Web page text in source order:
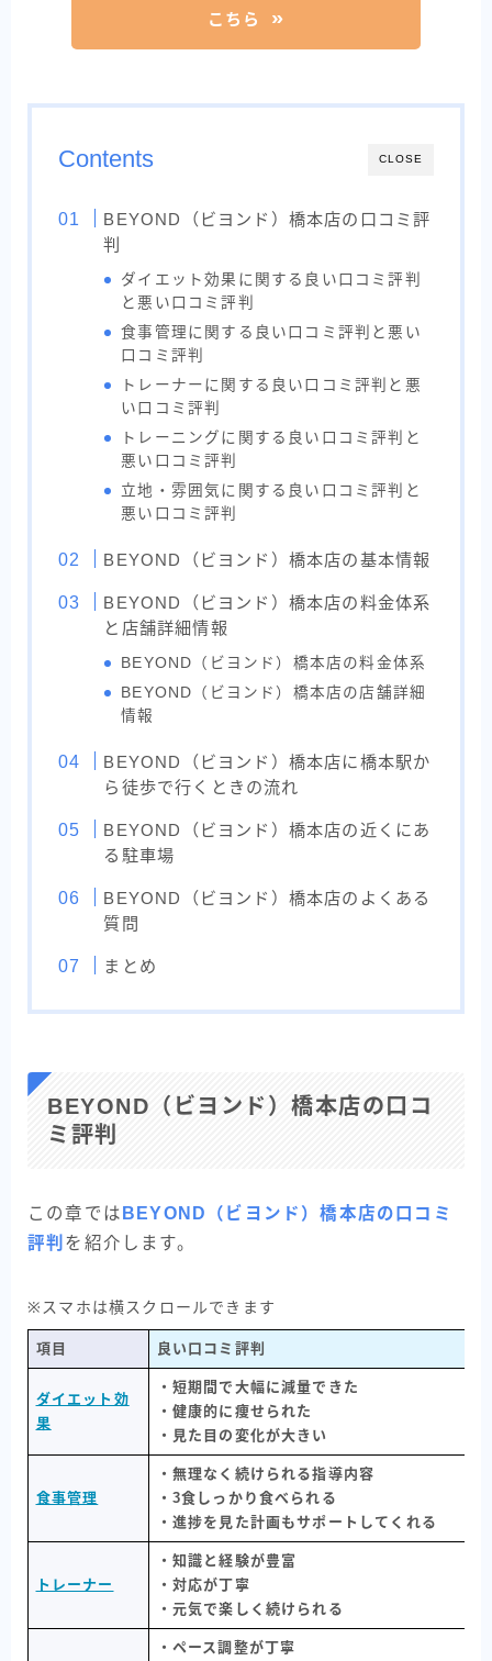
こちら
CLOSE
Contents
BEYOND（ビヨンド）橋本店の口コミ評
判
ダイエット効果に関する良い口コミ評判
と悪い口コミ評判
食事管理に関する良い口コミ評判と悪い
口コミ評判
トレーナーに関する良い口コミ評判と悪
い口コミ評判
トレーニングに関する良い口コミ評判と
悪い口コミ評判
立地・雰囲気に関する良い口コミ評判と
悪い口コミ評判
BEYOND（ビヨンド）橋本店の基本情報
BEYOND（ビヨンド）橋本店の料金体系
と店舗詳細情報
BEYOND（ビヨンド）橋本店の料金体系
BEYOND（ビヨンド）橋本店の店舗詳細
情報
BEYOND（ビヨンド）橋本店に橋本駅か
ら徒歩で行くときの流れ
BEYOND（ビヨンド）橋本店の近くにあ
る駐車場
BEYOND（ビヨンド）橋本店のよくある
質問
まとめ
BEYOND（ビヨンド）橋本店の口コ
ミ評判
この章では BEYOND（ビヨンド）橋本店の口コミ
評判 を紹介します。
※スマホは横スクロールできます
項目 良い口コミ評判
ダイエット効
果
・短期間で大幅に減量できた
・健康的に痩せられた
・見た目の変化が大きい
食事管理
・無理なく続けられる指導内容
・3食しっかり食べられる
・進捗を見た計画もサポートしてくれる
トレーナー
・知識と経験が豊富
・対応が丁寧
・元気で楽しく続けられる
・ペース調整が丁寧